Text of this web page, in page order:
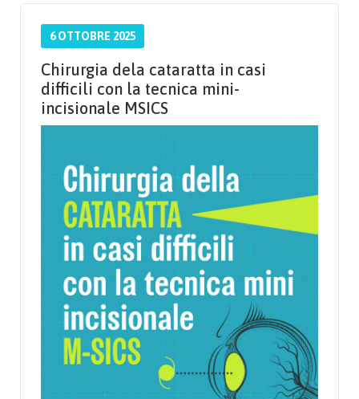
6 OTTOBRE 2025
Chirurgia dela cataratta in casi
difficili con la tecnica mini-
incisionale MSICS